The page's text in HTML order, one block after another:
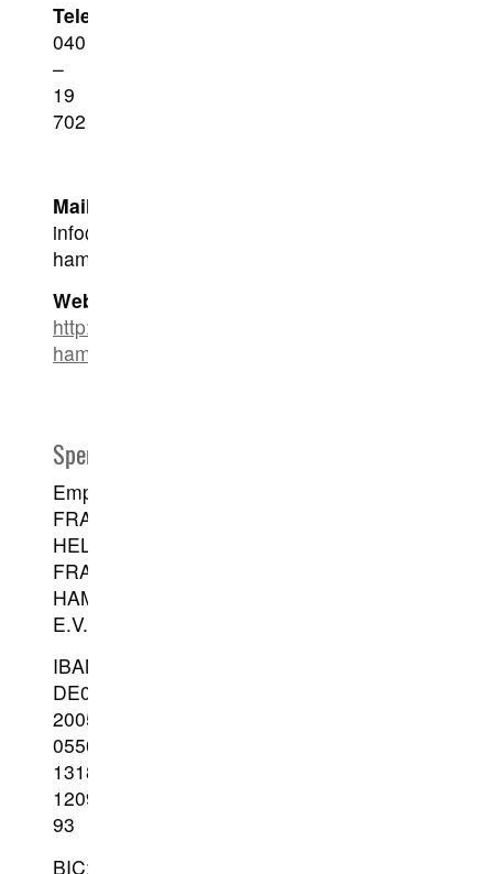
Telefon:
040
–
19
702
Mail:
info@frauenhelfenfrauen-
hamburg.de
Web
http://www.frauenhelfenfrauen-
hamburg.de
Spenden:
Empfängerin:
FRAUEN
HELFEN
FRAUEN
HAMBURG
E.V.
IBAN:
DE06
2005
0550
1318
1209
93
BIC: